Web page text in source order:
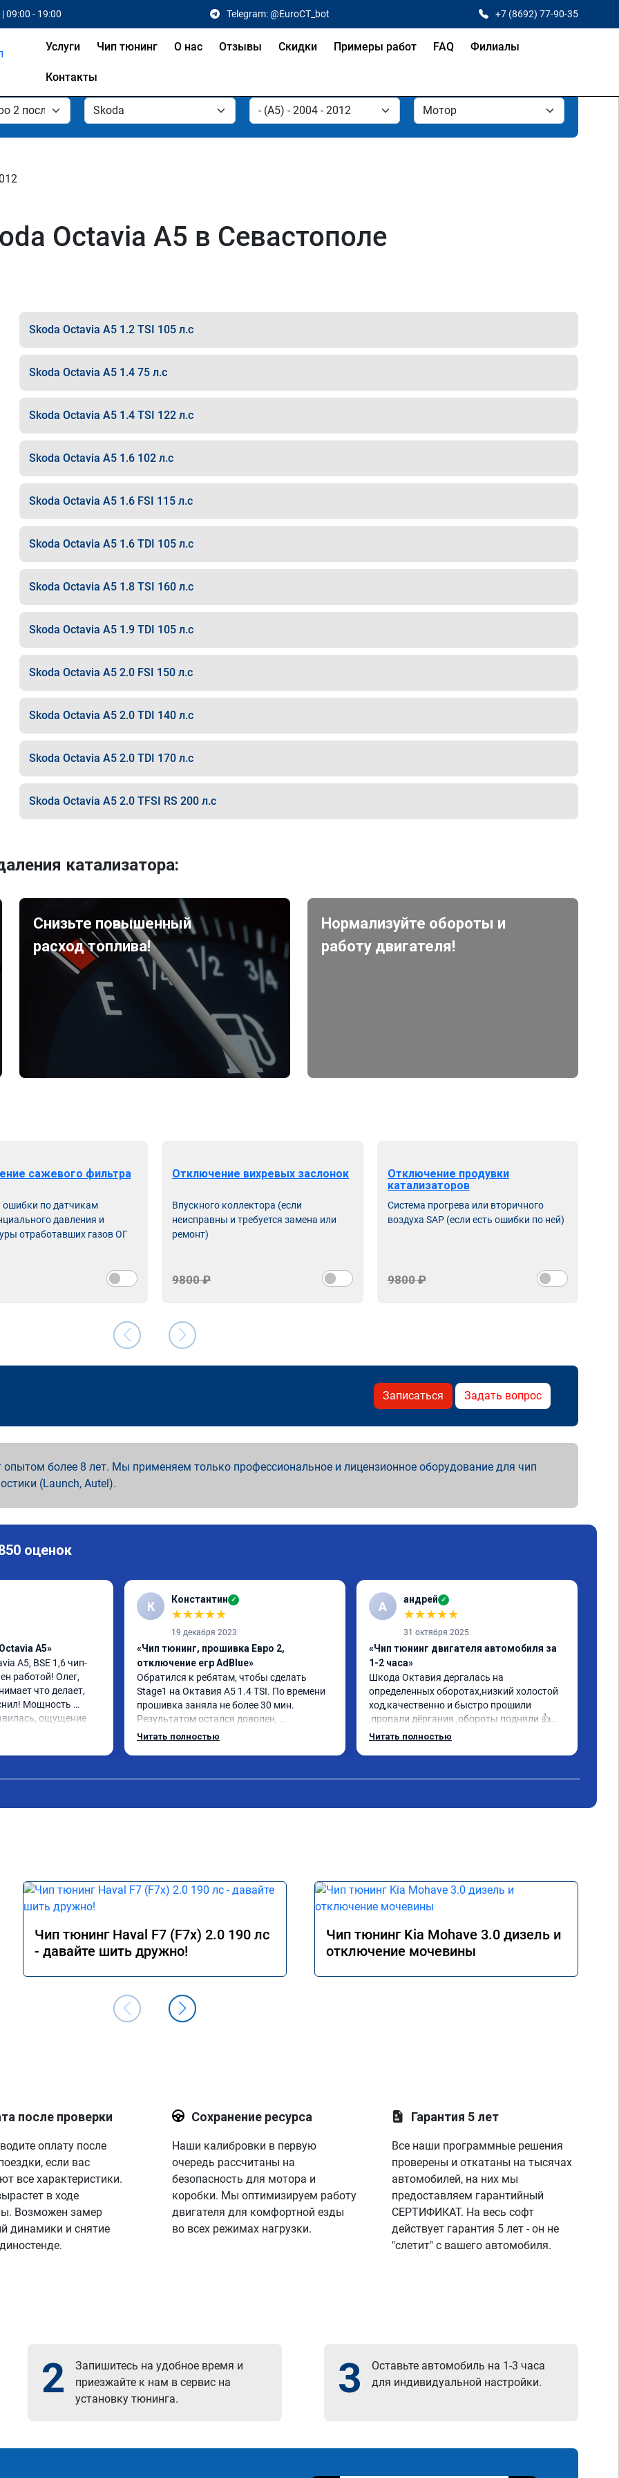
09:00 - 19:00 Telegram: @EuroCT_bot +7 (8692) 77-90-35
Услуги Чип тюнинг О нас Отзывы Скидки Примеры работ FAQ Филиалы
Контакты
Octavia A5 в Севастополе
Skoda Octavia A5 1.2 TSI 105 л.с
Skoda Octavia A5 1.4 75 л.с
Skoda Octavia A5 1.4 TSI 122 л.с
Skoda Octavia A5 1.6 102 л.с
Skoda Octavia A5 1.6 FSI 115 л.с
Skoda Octavia A5 1.6 TDI 105 л.с
Skoda Octavia A5 1.8 TSI 160 л.с
Skoda Octavia A5 1.9 TDI 105 л.с
Skoda Octavia A5 2.0 FSI 150 л.с
Skoda Octavia A5 2.0 TDI 140 л.с
Skoda Octavia A5 2.0 TDI 170 л.с
Skoda Octavia A5 2.0 TFSI RS 200 л.с
катализатора:
Снизьте повышенный
расход топлива!
Нормализуйте обороты и
работу двигателя!
сажевого фильтра
ошибки по датчикам
давления и
отработавших газов ОГ
Отключение вихревых заслонок
Впускного коллектора (если
неисправны и требуется замена или
ремонт)
9800 ₽
Отключение продувки
катализаторов
Система прогрева или вторичного
воздуха SAP (если есть ошибки по ней)
9800 ₽
Записаться Задать вопрос
более 8 лет. Мы применяем только профессиональное и лицензионное оборудование для чип
(Launch, Autel).
оценок
A5»
A5, BSE 1,6 чип-
работой! Олег,
что делает,
Мощность
ощущение
жить на
стала
водителя
при
от 9 до 12. Работы
К Константин ✓
★★★★★
19 декабря 2023
«Чип тюнинг, прошивка Евро 2,
отключение егр AdBlue»
Обратился к ребятам, чтобы сделать
Stage1 на Октавия А5 1.4 TSI. По времени
прошивка заняла не более 30 мин.
Результатом остался доволен,
автомобиль как будто немного по-другому
Читать полностью
А андрей ✓
★★★★★
31 октября 2025
«Чип тюнинг двигателя автомобиля за
1-2 часа»
Шкода Октавия дергалась на
определенных оборотах,низкий холостой
ход,качественно и быстро прошили
,пропали дёргания ,обороты подняли 👍
прислали сертификат данной
Читать полностью
Чип тюнинг Haval F7 (F7x) 2.0 190 лс
- давайте шить дружно!
Чип тюнинг Kia Mohave 3.0 дизель и
отключение мочевины
после проверки
оплату после
если вас
все характеристики.
в ходе
Возможен замер
динамики и снятие
Сохранение ресурса
Наши калибровки в первую
очередь рассчитаны на
безопасность для мотора и
коробки. Мы оптимизируем работу
двигателя для комфортной езды
во всех режимах нагрузки.
Гарантия 5 лет
Все наши программные решения
проверены и откатаны на тысячах
автомобилей, на них мы
предоставляем гарантийный
СЕРТИФИКАТ. На весь софт
действует гарантия 5 лет - он не
"слетит" с вашего автомобиля.
2
Запишитесь на удобное время и
приезжайте к нам в сервис на
установку тюнинга.
3
Оставьте автомобиль на 1-3 часа
для индивидуальной настройки.